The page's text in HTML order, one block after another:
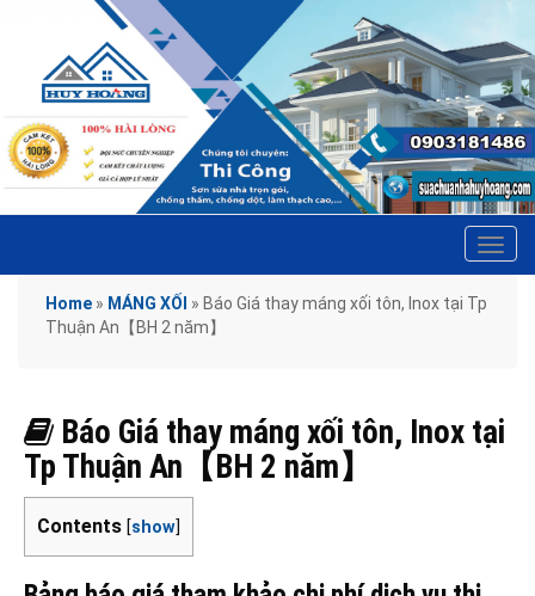
Home » MÁNG XỐI » Báo Giá thay máng xối tôn, Inox tại Tp
Thuận An【BH 2 năm】
Báo Giá thay máng xối tôn, Inox tại
Tp Thuận An【BH 2 năm】
Contents [show]